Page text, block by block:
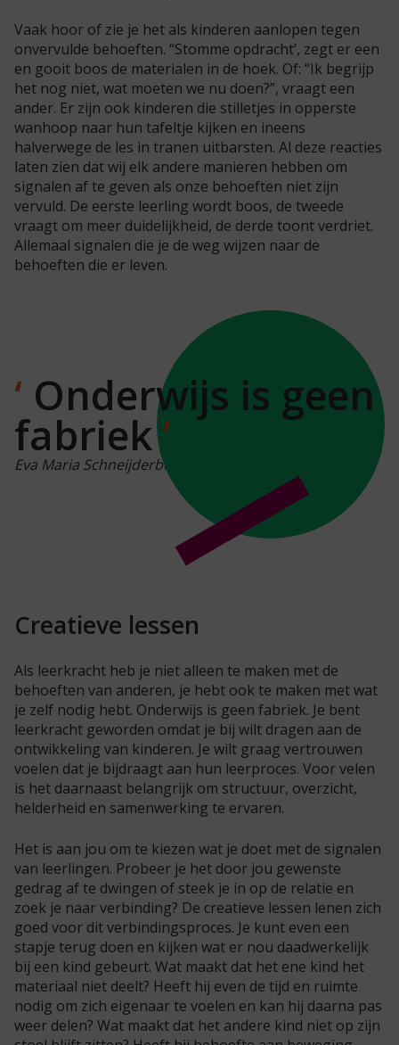
Vaak hoor of zie je het als kinderen aanlopen tegen
onvervulde behoeften. “Stomme opdracht’, zegt er een
en gooit boos de materialen in de hoek. Of: “Ik begrijp
het nog niet, wat moeten we nu doen?”, vraagt een
ander. Er zijn ook kinderen die stilletjes in opperste
wanhoop naar hun tafeltje kijken en ineens
halverwege de les in tranen uitbarsten. Al deze reacties
laten zien dat wij elk andere manieren hebben om
signalen af te geven als onze behoeften niet zijn
vervuld. De eerste leerling wordt boos, de tweede
vraagt om meer duidelijkheid, de derde toont verdriet.
Allemaal signalen die je de weg wijzen naar de
behoeften die er leven.
Onderwijs is geen
fabriek
Eva Maria Schneijderberg
Creatieve lessen
Als leerkracht heb je niet alleen te maken met de
behoeften van anderen, je hebt ook te maken met wat
je zelf nodig hebt. Onderwijs is geen fabriek. Je bent
leerkracht geworden omdat je bij wilt dragen aan de
ontwikkeling van kinderen. Je wilt graag vertrouwen
voelen dat je bijdraagt aan hun leerproces. Voor velen
is het daarnaast belangrijk om structuur, overzicht,
helderheid en samenwerking te ervaren.
Het is aan jou om te kiezen wat je doet met de signalen
van leerlingen. Probeer je het door jou gewenste
gedrag af te dwingen of steek je in op de relatie en
zoek je naar verbinding? De creatieve lessen lenen zich
goed voor dit verbindingsproces. Je kunt even een
stapje terug doen en kijken wat er nou daadwerkelijk
bij een kind gebeurt. Wat maakt dat het ene kind het
materiaal niet deelt? Heeft hij even de tijd en ruimte
nodig om zich eigenaar te voelen en kan hij daarna pas
weer delen? Wat maakt dat het andere kind niet op zijn